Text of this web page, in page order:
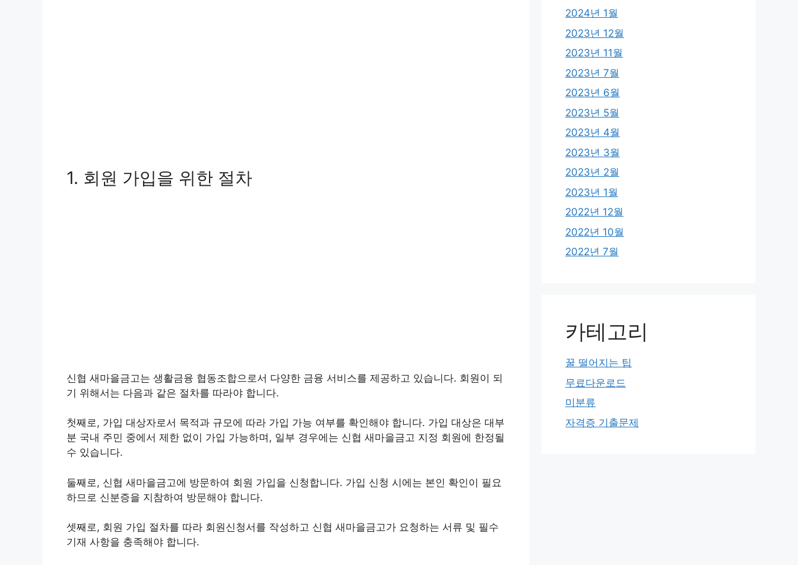
1. 회원 가입을 위한 절차
신협 새마을금고는 생활금융 협동조합으로서 다양한 금융 서비스를 제공하고 있습니다. 회원이 되
기 위해서는 다음과 같은 절차를 따라야 합니다.
첫째로, 가입 대상자로서 목적과 규모에 따라 가입 가능 여부를 확인해야 합니다. 가입 대상은 대부
분 국내 주민 중에서 제한 없이 가입 가능하며, 일부 경우에는 신협 새마을금고 지정 회원에 한정될
수 있습니다.
둘째로, 신협 새마을금고에 방문하여 회원 가입을 신청합니다. 가입 신청 시에는 본인 확인이 필요
하므로 신분증을 지참하여 방문해야 합니다.
셋째로, 회원 가입 절차를 따라 회원신청서를 작성하고 신협 새마을금고가 요청하는 서류 및 필수
기재 사항을 충족해야 합니다.
2024년 1월
2023년 12월
2023년 11월
2023년 7월
2023년 6월
2023년 5월
2023년 4월
2023년 3월
2023년 2월
2023년 1월
2022년 12월
2022년 10월
2022년 7월
카테고리
꿀 떨어지는 팁
무료다운로드
미분류
자격증 기출문제